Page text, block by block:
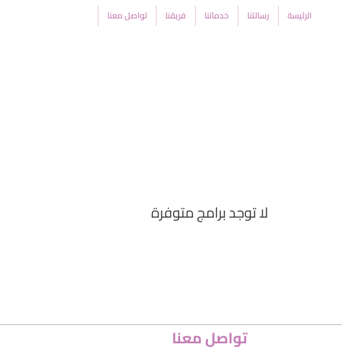
الرئيسة رسالتنا خدماتنا فريقنا تواصل معنا
لا توجد برامج متوفرة
تواصل معنا